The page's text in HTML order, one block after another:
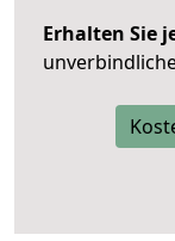
Erhalten Sie